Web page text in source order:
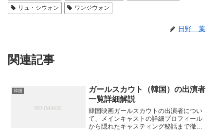
リュ・シウォン
ワンジウォン
日野 葉
関連記事
韓国
ガールスカウト（韓国）の出演者
一覧詳細解説
韓国映画ガールスカウトの出演者につい
て、メインキャストの詳細プロフィール
から隠れたキャスティング秘話まで徹底